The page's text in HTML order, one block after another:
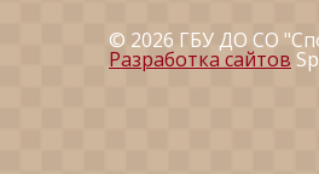
© 2026 ГБУ ДО СО
Разработка сайтов